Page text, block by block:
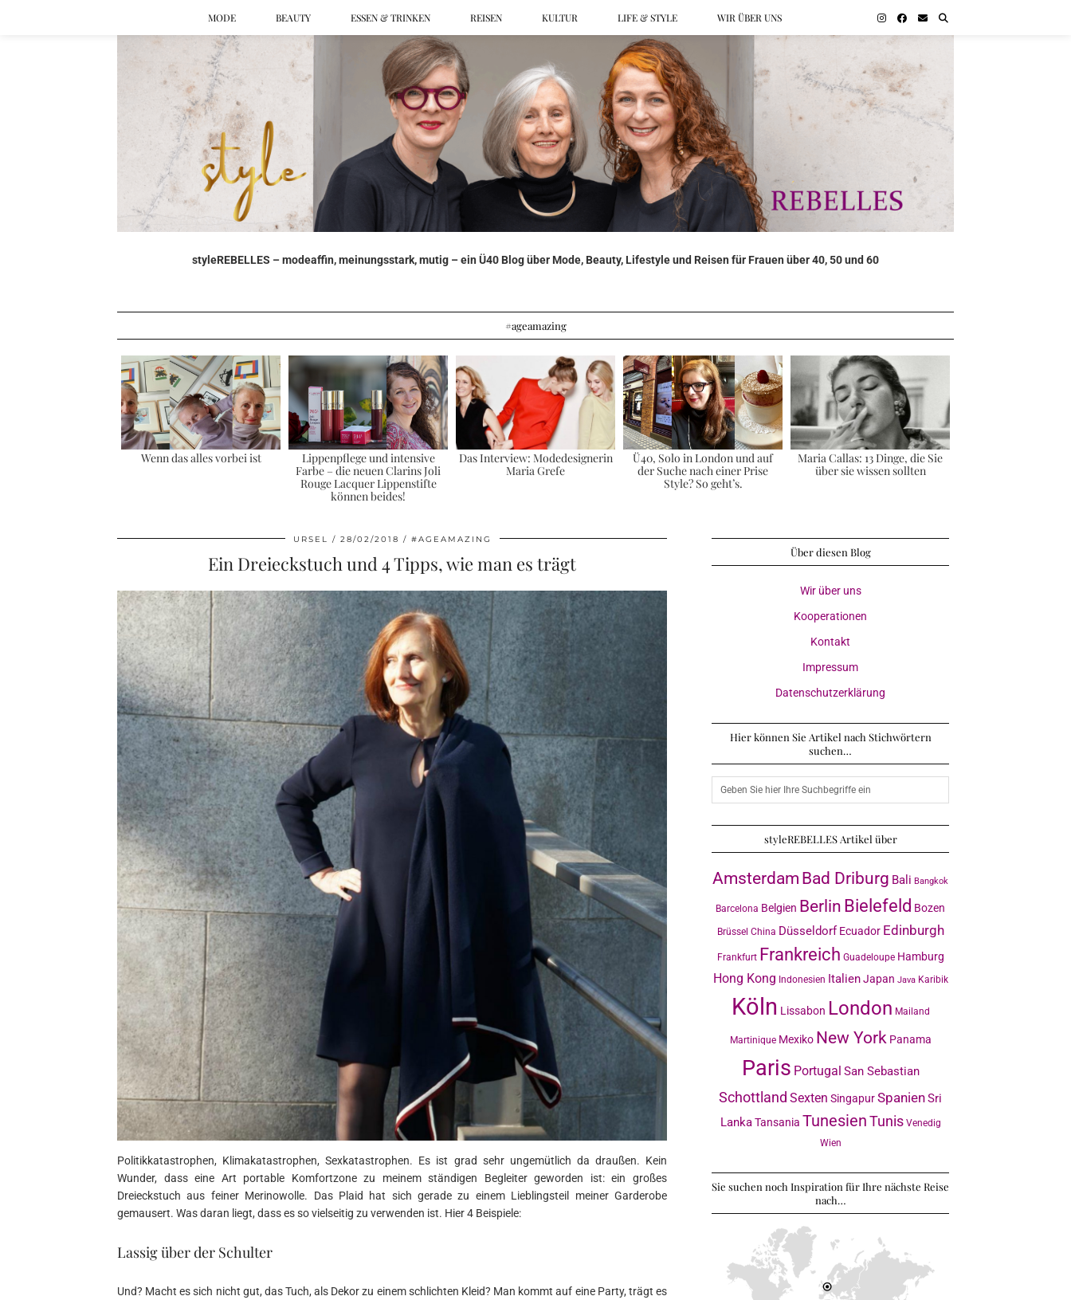
MODE BEAUTY ESSEN & TRINKEN REISEN KULTUR LIFE & STYLE WIR ÜBER UNS
styleREBELLES – modeaffin, meinungsstark, mutig – ein Ü40 Blog über Mode, Beauty, Lifestyle und Reisen für Frauen über 40, 50 und 60
#ageamazing
Wenn das alles vorbei ist
Lippenpflege und intensive
Farbe – die neuen Clarins Joli
Rouge Lacquer Lippenstifte
können beides!
Das Interview: Modedesignerin
Maria Grefe
Ü40, Solo in London und auf
der Suche nach einer Prise
Style? So geht’s.
Maria Callas: 13 Dinge, die Sie
über sie wissen sollten
URSEL 28/02/2018 #AGEAMAZING
Ein Dreieckstuch und 4 Tipps, wie man es trägt
Politikkatastrophen, Klimakatastrophen, Sexkatastrophen. Es ist grad sehr ungemütlich da draußen. Kein
Wunder, dass eine Art portable Komfortzone zu meinem ständigen Begleiter geworden ist: ein großes
Dreieckstuch aus feiner Merinowolle. Das Plaid hat sich gerade zu einem Lieblingsteil meiner Garderobe
gemausert. Was daran liegt, dass es so vielseitig zu verwenden ist. Hier 4 Beispiele:
Lassig über der Schulter
Und? Macht es sich nicht gut, das Tuch, als Dekor zu einem schlichten Kleid? Man kommt auf eine Party, trägt es
Über diesen Blog
Wir über uns
Kooperationen
Kontakt
Impressum
Datenschutzerklärung
Hier können Sie Artikel nach Stichwörtern
suchen…
styleREBELLES Artikel über
Amsterdam Bad Driburg Bali Bangkok
Barcelona Belgien Berlin Bielefeld Bozen
Brüssel China Düsseldorf Ecuador Edinburgh
Frankfurt Frankreich Guadeloupe Hamburg
Hong Kong Indonesien Italien Japan Java Karibik
Köln Lissabon London Mailand
Martinique Mexiko New York Panama
Paris Portugal San Sebastian
Schottland Sexten SingapurSpanienSri
Lanka Tansania TunesienTunis Venedig
Wien
Sie suchen noch Inspiration für Ihre nächste Reise
nach…